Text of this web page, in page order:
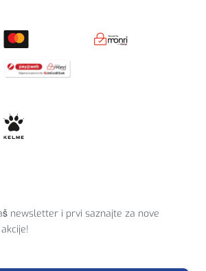
newsletter i prvi saznajte za nove